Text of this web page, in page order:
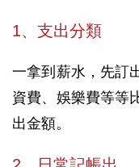
1、支出分類
一拿到薪水，先訂
資費、娛樂費等等
出金額。